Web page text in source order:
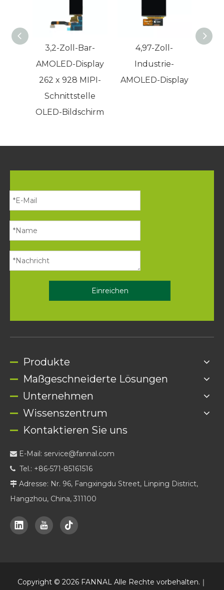
3,2-Zoll-Bar-
AMOLED-Display
262 x 928 MIPI-
Schnittstelle
OLED-Bildschirm
4,97-Zoll-
Industrie-
AMOLED-Display
5,9-
Einreichen
Produkte
Maßgeschneiderte Lösungen
Unternehmen
Wissenszentrum
Kontaktieren Sie uns
 E-Mail: service@fannal.com
 Tel.: +86-571-85161516
 Adresse: Nr. 96, Fangxingdu Street, Linping District,
Hangzhou, China, 311100
Copyright © 2026FANNAL Alle Rechte vorbehalten.｜